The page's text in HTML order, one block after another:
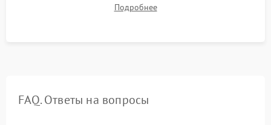
Тестирование автоматического возврата на док-станцию и
Подробнее
FAQ. Ответы на вопросы